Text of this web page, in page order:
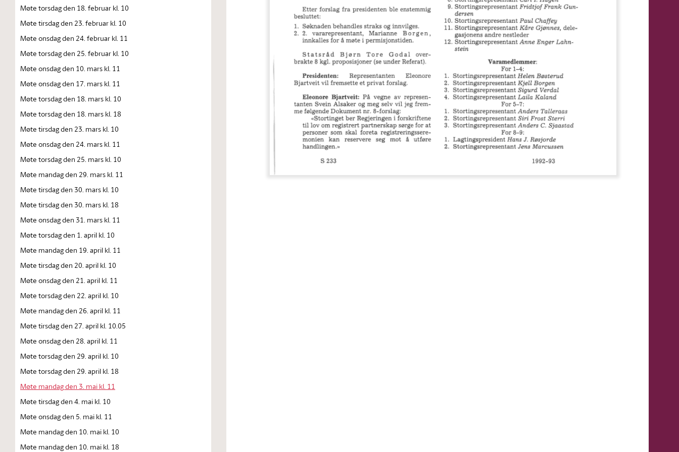
Møte torsdag den 18. februar kl. 10
Møte tirsdag den 23. februar kl. 10
Møte onsdag den 24. februar kl. 11
Møte torsdag den 25. februar kl. 10
Møte onsdag den 10. mars kl. 11
Møte onsdag den 17. mars kl. 11
Møte torsdag den 18. mars kl. 10
Møte torsdag den 18. mars kl. 18
Møte tirsdag den 23. mars kl. 10
Møte onsdag den 24. mars kl. 11
Møte torsdag den 25. mars kl. 10
Møte mandag den 29. mars kl. 11
Møte tirsdag den 30. mars kl. 10
Møte tirsdag den 30. mars kl. 18
Møte onsdag den 31. mars kl. 11
Møte torsdag den 1. april kl. 10
Møte mandag den 19. april kl. 11
Møte tirsdag den 20. april kl. 10
Møte onsdag den 21. april kl. 11
Møte torsdag den 22. april kl. 10
Møte mandag den 26. april kl. 11
Møte tirsdag den 27. april kl. 10.05
Møte onsdag den 28. april kl. 11
Møte torsdag den 29. april kl. 10
Møte torsdag den 29. april kl. 18
Møte mandag den 3. mai kl. 11
Møte tirsdag den 4. mai kl. 10
Møte onsdag den 5. mai kl. 11
Møte mandag den 10. mai kl. 10
Møte mandag den 10. mai kl. 18